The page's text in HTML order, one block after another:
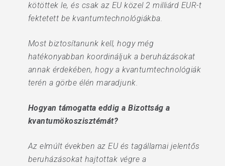
kötöttek le, és csak az EU közel 2 milliárd EUR-t
fektetett be kvantumtechnológiákba.
Most biztosítanunk kell, hogy még
hatékonyabban koordináljuk a beruházásokat
annak érdekében, hogy a kvantumtechnológiák
terén a görbe élén maradjunk.
Hogyan támogatta eddig a Bizottság a
kvantumökoszisztémát?
Az elmúlt években az EU és tagállamai jelentős
beruházásokat hajtottak végre a